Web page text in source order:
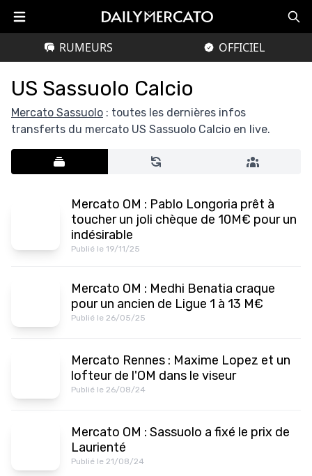
RUMEURS OFFICIEL
US Sassuolo Calcio
Mercato Sassuolo : toutes les dernières infos
transferts du mercato US Sassuolo Calcio en live.
Mercato OM : Pablo Longoria prêt à
toucher un joli chèque de 10M€ pour un
indésirable
Publié le 19/11/25
Mercato OM : Medhi Benatia craque
pour un ancien de Ligue 1 à 13 M€
Publié le 26/05/25
Mercato Rennes : Maxime Lopez et un
lofteur de l'OM dans le viseur
Publié le 26/08/24
Mercato OM : Sassuolo a fixé le prix de
Laurienté
Publié le 21/08/24